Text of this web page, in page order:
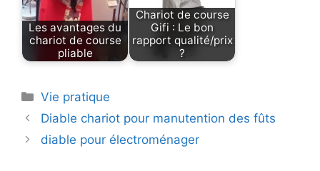
Les avantages du
chariot de course
pliable
Chariot de course
Gifi : Le bon
rapport qualité/prix
?
Catégories
Vie pratique
Diable chariot pour manutention des fûts
diable pour électroménager